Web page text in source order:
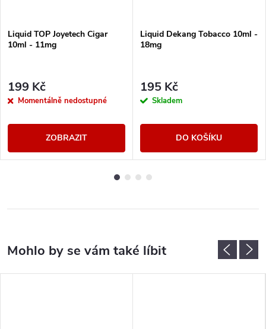
Liquid TOP Joyetech Cigar
10ml - 11mg
199 Kč
Momentálně nedostupné
ZOBRAZIT
Liquid Dekang Tobacco 10ml -
18mg
195 Kč
Skladem
DO KOŠÍKU